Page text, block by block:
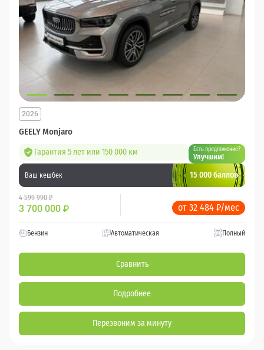
GEELY Monjaro
2026
Гарантия 5 лет или 150 000 км Есть предложение?
Улучшим!
Ваш кешбек 15 000 баллов
4 599 990 ₽
3 700 000 ₽ от 32 484 ₽/мес
Бензин Автоматическая Полный
Сравнить
Подробнее
Перезвоним за минуту